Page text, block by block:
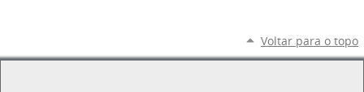
Voltar para o topo